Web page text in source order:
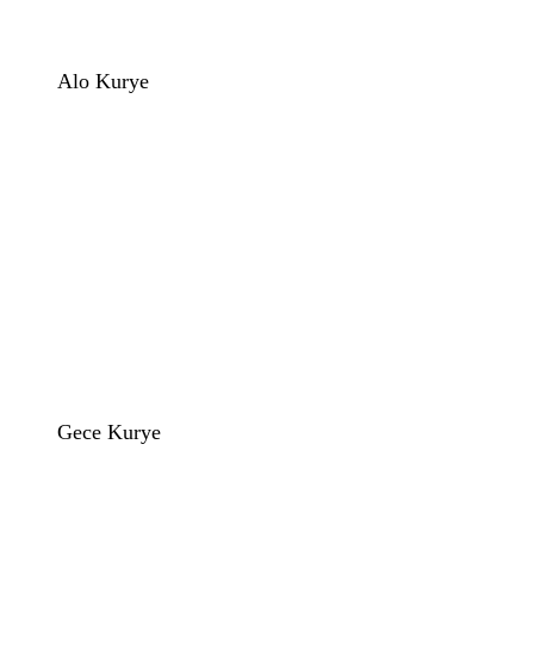
Alo Kurye
Gece Kurye